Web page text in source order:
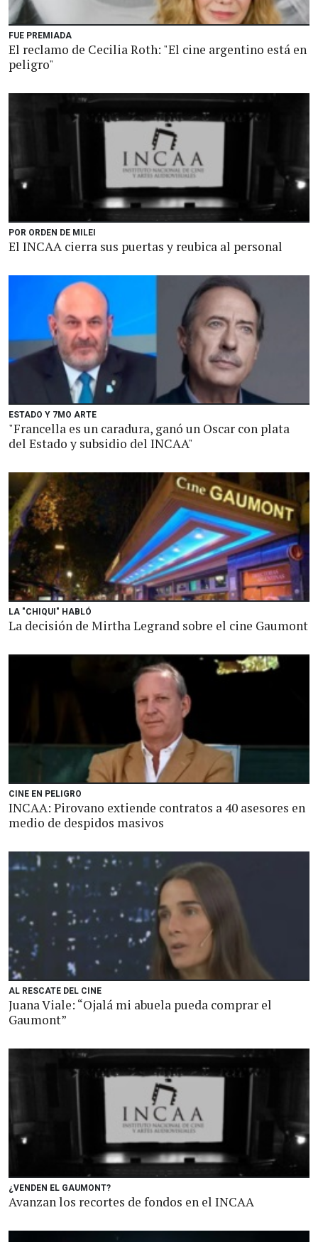
FUE PREMIADA
El reclamo de Cecilia Roth: "El cine argentino está en
peligro"
POR ORDEN DE MILEI
El INCAA cierra sus puertas y reubica al personal
ESTADO Y 7MO ARTE
"Francella es un caradura, ganó un Oscar con plata
del Estado y subsidio del INCAA"
LA "CHIQUI" HABLÓ
La decisión de Mirtha Legrand sobre el cine Gaumont
CINE EN PELIGRO
INCAA: Pirovano extiende contratos a 40 asesores en
medio de despidos masivos
AL RESCATE DEL CINE
Juana Viale: “Ojalá mi abuela pueda comprar el
Gaumont”
¿VENDEN EL GAUMONT?
Avanzan los recortes de fondos en el INCAA